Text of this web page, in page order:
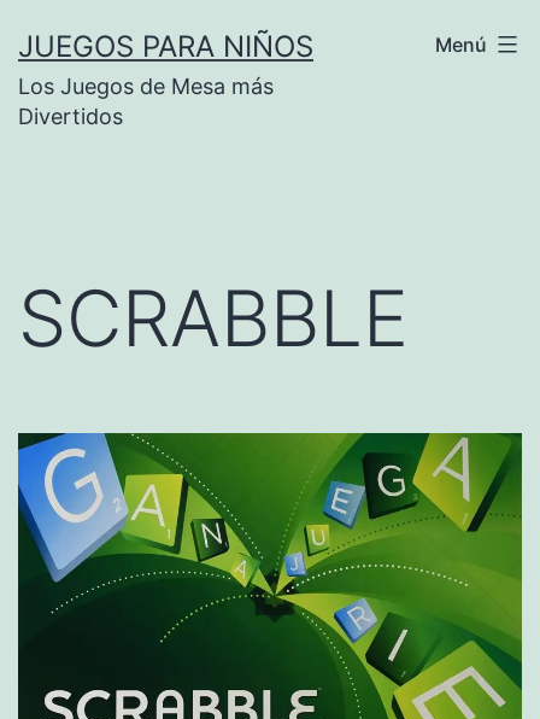
contenido
JUEGOS PARA NIÑOS
Los Juegos de Mesa más
Divertidos
Menú
SCRABBLE